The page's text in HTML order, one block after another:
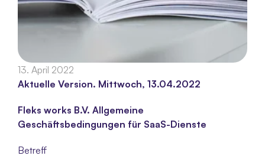
13. April 2022
Aktuelle Version. Mittwoch, 13.04.2022
Fleks works B.V. Allgemeine
Geschäftsbedingungen für SaaS-Dienste
Betreff